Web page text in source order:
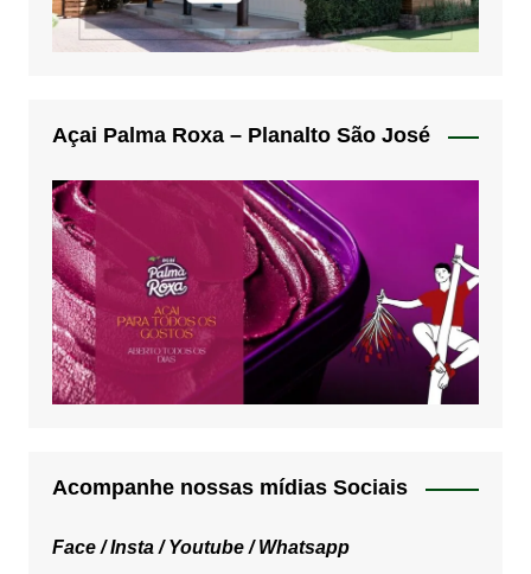
Açai Palma Roxa – Planalto São José
Acompanhe nossas mídias Sociais
Face /Insta /Youtube /Whatsapp